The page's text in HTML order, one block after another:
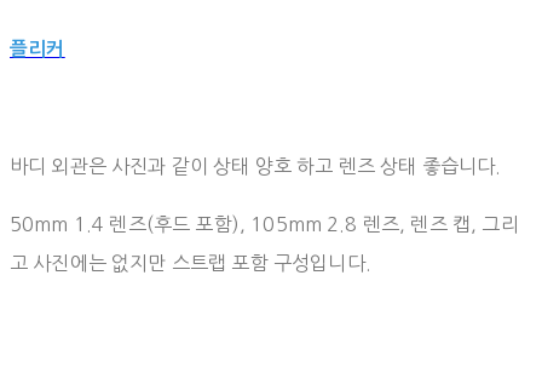
플리커
바디 외관은 사진과 같이 상태 양호 하고 렌즈 상태 좋습니다.
50mm 1.4 렌즈(후드 포함), 105mm 2.8 렌즈, 렌즈 캡, 그리
고 사진에는 없지만 스트랩 포함 구성입니다.